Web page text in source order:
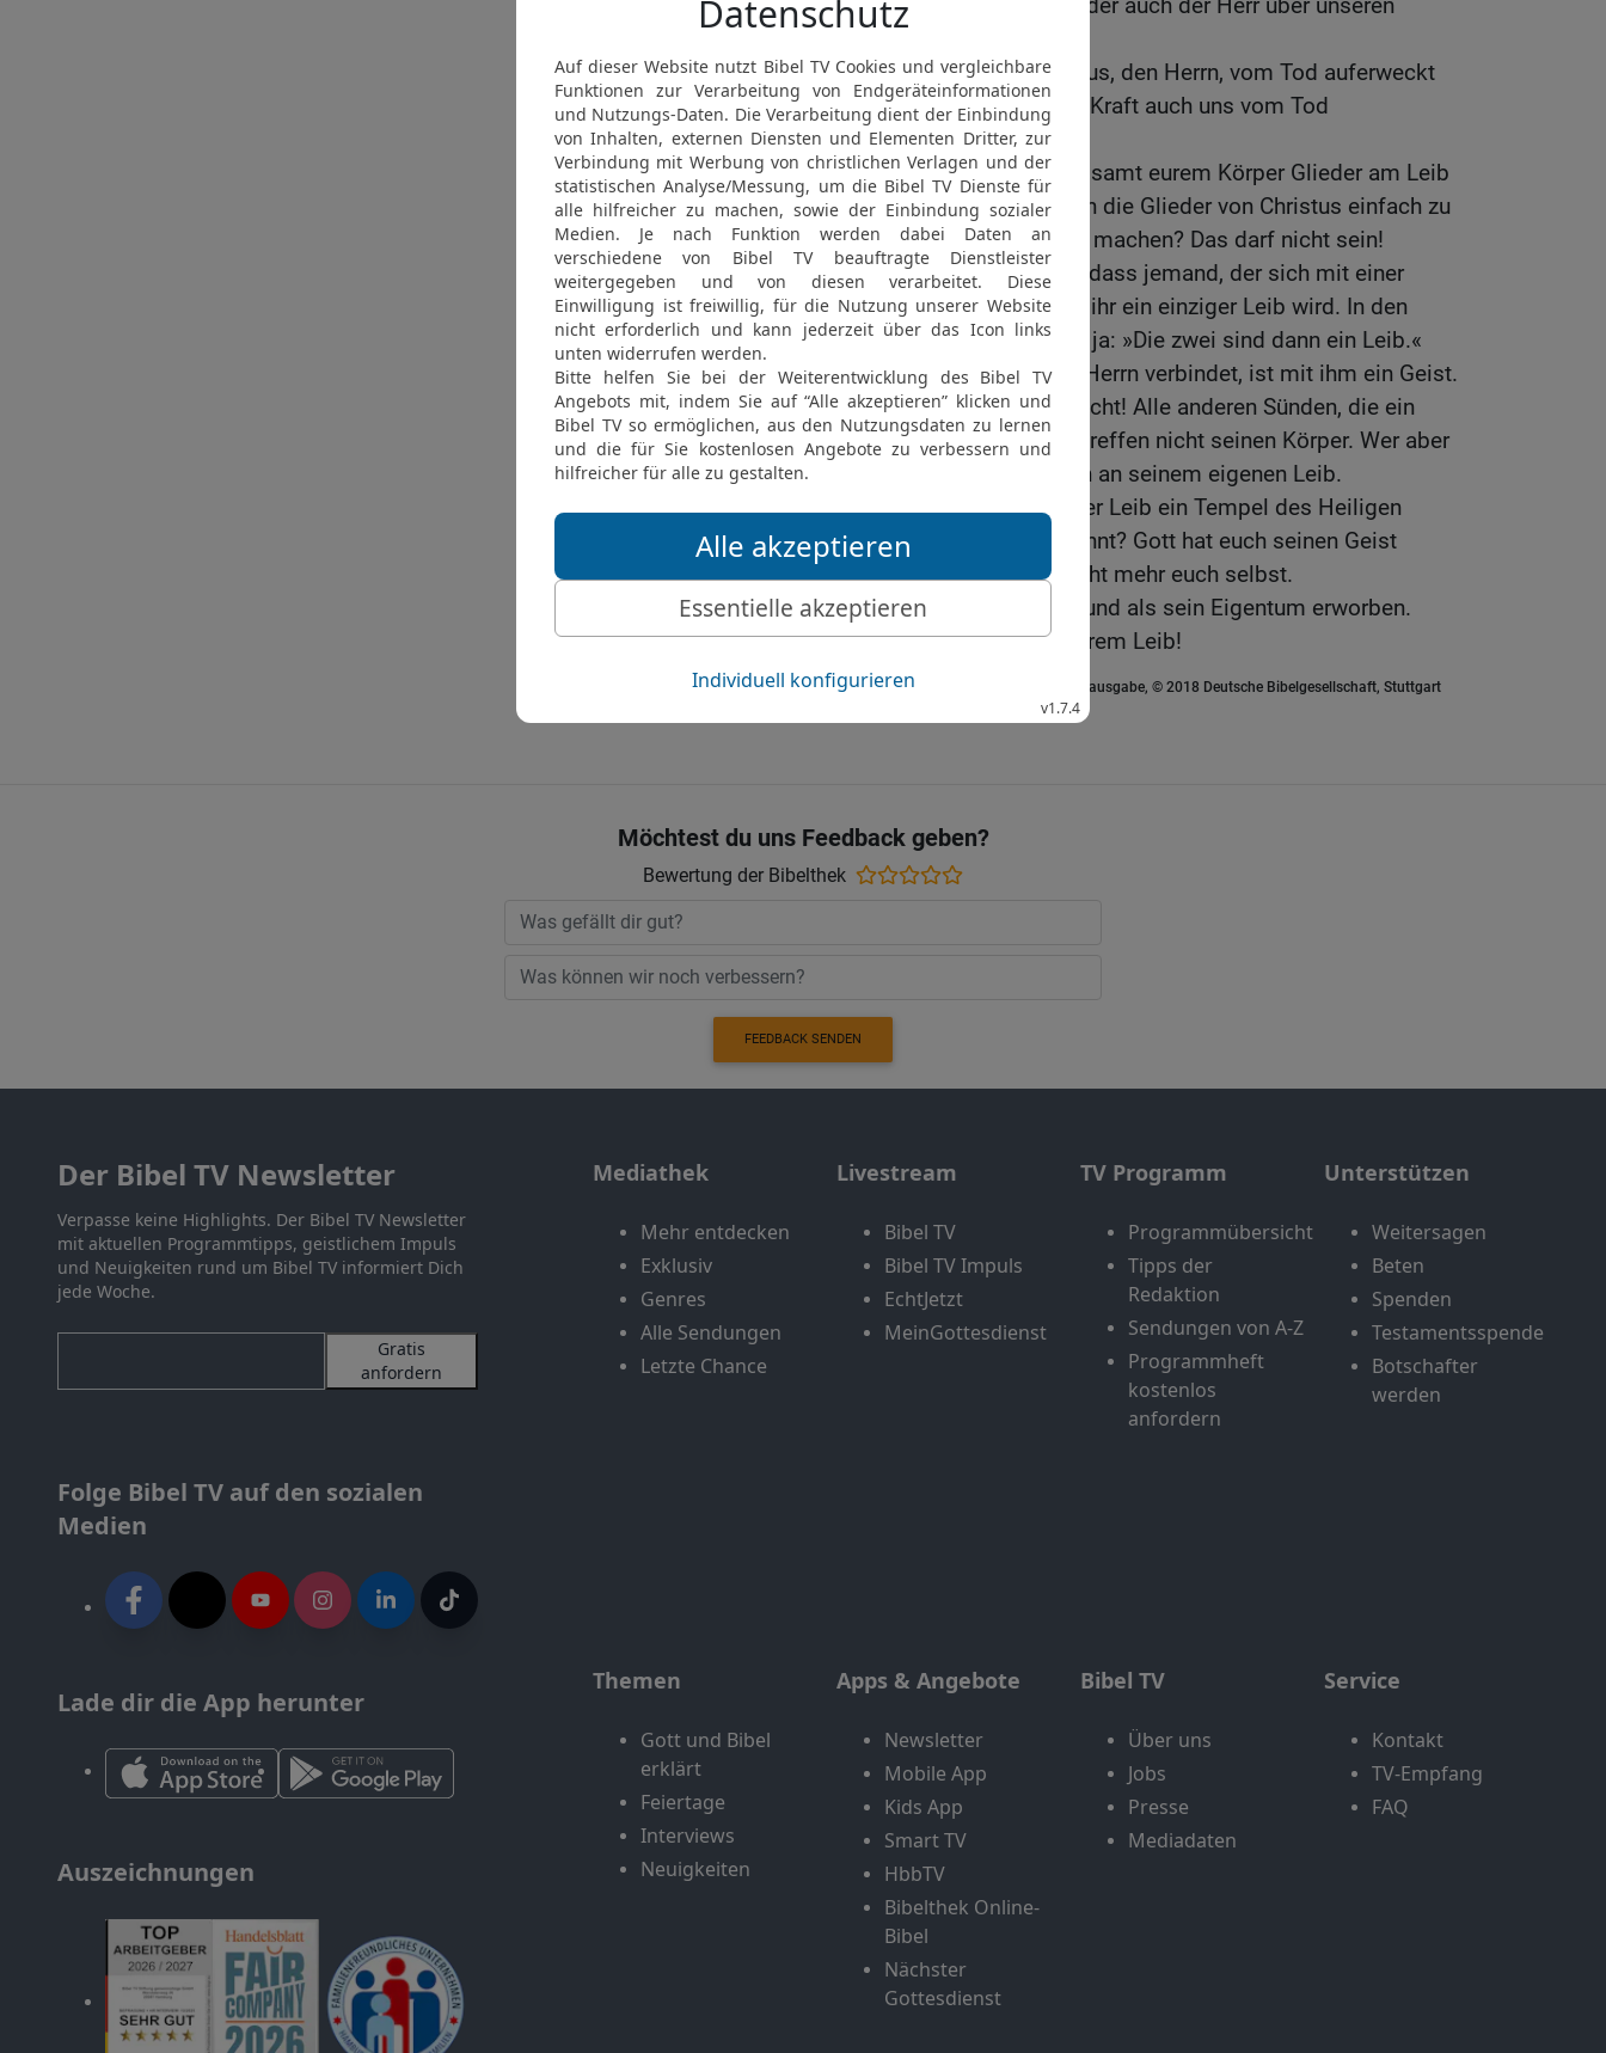
da, sondern für den Herrn, der auch der Herr über unseren
14 Denn so wie Gott Christus, den Herrn, vom Tod auferweckt
hat, so wird er durch seine Kraft auch uns vom Tod
auferwecken.
15 Wisst ihr nicht, dass ihr samt eurem Körper Glieder am Leib
von Christus seid? Kann ich die Glieder von Christus einfach zu
Gliedern von Prostituierten machen? Das darf nicht sein!
16 Ihr müsst doch wissen, dass jemand, der sich mit einer
Prostituierten einlässt, mit ihr ein einziger Leib wird. In den
Heiligen Schriften heißt es ja: »Die zwei sind dann ein Leib.«
17 Aber wer sich mit dem Herrn verbindet, ist mit ihm ein Geist.
18 Hütet euch vor der Unzucht! Alle anderen Sünden, die ein
Mensch begehen kann, betreffen nicht seinen Körper. Wer aber
Unzucht treibt, vergeht sich an seinem eigenen Leib.
Wisst ihr nicht, dass euer Leib ein Tempel des Heiligen
Geistes ist, der in euch wohnt? Gott hat euch seinen Geist
gegeben und ihr gehört nicht mehr euch selbst.
20 Er hat euch freigekauft und als sein Eigentum erworben.
Macht ihm also Ehre an eurem Leib!
Gute Nachricht Bibel, durchgesehene Neuausgabe, © 2018 Deutsche Bibelgesellschaft, Stuttgart
Möchtest du uns Feedback geben?
Bewertung der Bibelthek
FEEDBACK SENDEN
Der Bibel TV Newsletter
Verpasse keine Highlights. Der Bibel TV Newsletter
mit aktuellen Programmtipps, geistlichem Impuls
und Neuigkeiten rund um Bibel TV informiert Dich
jede Woche.
Gratis
anfordern
Folge Bibel TV auf den sozialen
Medien
Lade dir die App herunter
Auszeichnungen
Mediathek
Mehr entdecken
Exklusiv
Genres
Alle Sendungen
Letzte Chance
Livestream
Bibel TV
Bibel TV Impuls
EchtJetzt
MeinGottesdienst
TV Programm
Programmübersicht
Tipps der
Redaktion
Sendungen von A-Z
Programmheft
kostenlos
anfordern
Unterstützen
Weitersagen
Beten
Spenden
Testamentsspende
Botschafter
werden
Themen
Gott und Bibel
erklärt
Feiertage
Interviews
Neuigkeiten
Apps & Angebote
Newsletter
Mobile App
Kids App
Smart TV
HbbTV
Bibelthek Online-
Bibel
Nächster
Gottesdienst
Bibel TV
Über uns
Jobs
Presse
Mediadaten
Service
Kontakt
TV-Empfang
FAQ